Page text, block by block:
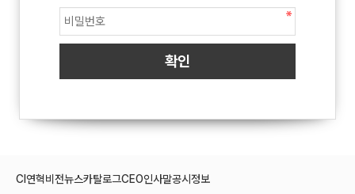
CI 연혁비전뉴스카탈로그CEO인사말공시정보